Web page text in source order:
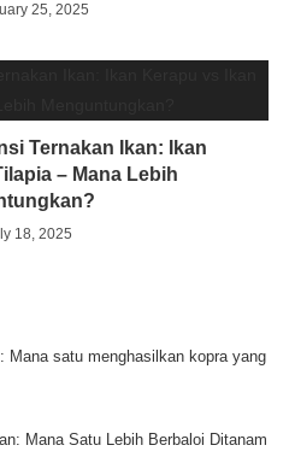
25, 2025
Ternakan Ikan: Ikan
– Mana Lebih
18, 2025
Mana satu menghasilkan kopra yang
Mana Satu Lebih Berbaloi Ditanam